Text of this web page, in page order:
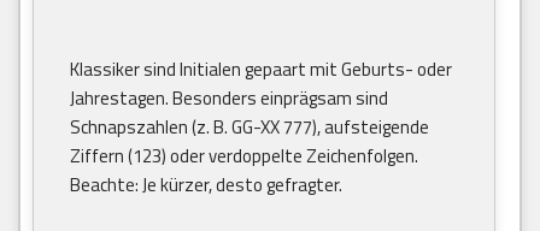
Klassiker sind Initialen gepaart mit Geburts- oder
Jahrestagen. Besonders einprägsam sind
Schnapszahlen (z. B. GG-XX 777), aufsteigende
Ziffern (123) oder verdoppelte Zeichenfolgen.
Beachte: Je kürzer, desto gefragter.